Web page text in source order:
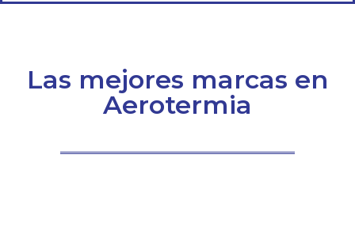
Las mejores marcas en
Aerotermia